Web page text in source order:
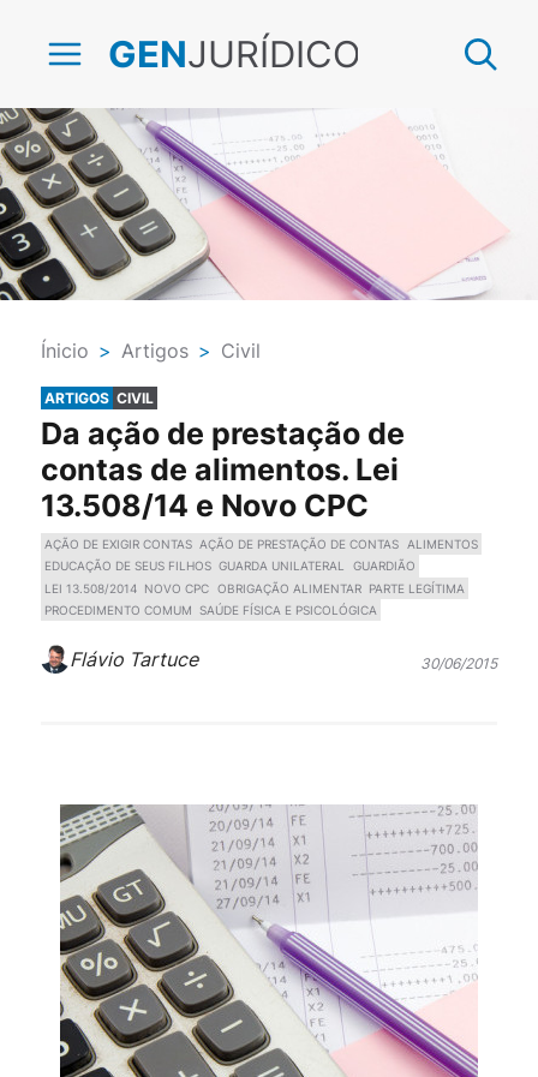
GENJURÍDICO
Ínicio > Artigos > Civil
ARTIGOS CIVIL
Da ação de prestação de
contas de alimentos. Lei
13.508/14 e Novo CPC
AÇÃO DE EXIGIR CONTAS AÇÃO DE PRESTAÇÃO DE CONTAS
ALIMENTOS
EDUCAÇÃO DE SEUS FILHOS GUARDA UNILATERAL
GUARDIÃO
LEI 13.508/2014
NOVO CPC OBRIGAÇÃO ALIMENTAR
PARTE LEGÍTIMA
PROCEDIMENTO COMUM SAÚDE FÍSICA E PSICOLÓGICA
Flávio Tartuce 30/06/2015